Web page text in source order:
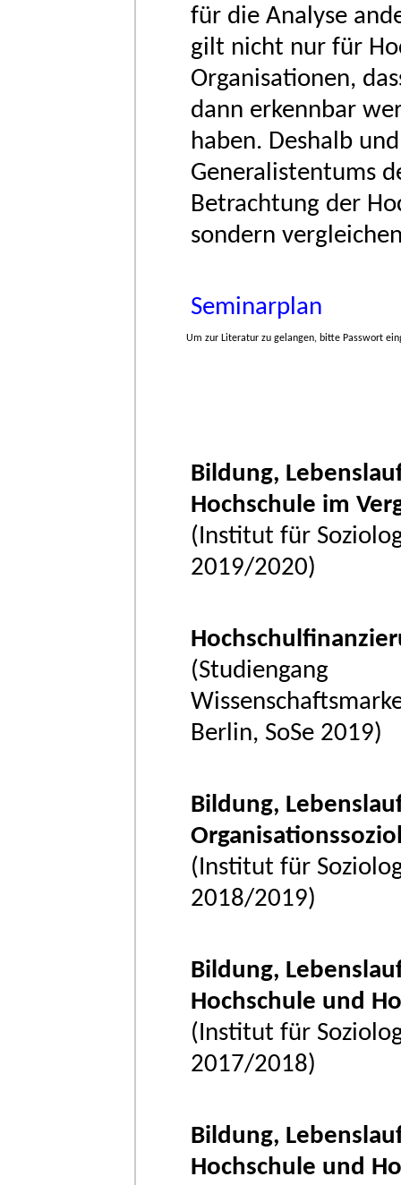
für die Analyse
gilt nicht nur für
Organisationen,
dann erkennbar
haben. Deshalb
Generalistentums
Betrachtung der
sondern
Seminarplan
Um zur Literatur zu gelangen, bitte Passwort
Bildung,
Hochschule im
(Institut für
2019/2020)
(Studiengang
Berlin, SoSe 2019)
Bildung,
(Institut für
2018/2019)
Bildung,
Hochschule und
(Institut für
2017/2018)
Bildung,
Hochschule und